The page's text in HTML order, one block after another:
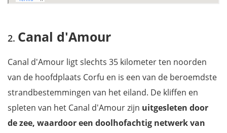
Canal d'Amour
Canal d'Amour ligt slechts 35 kilometer ten noorden
van de hoofdplaats Corfu en is een van de beroemdste
strandbestemmingen van het eiland. De kliffen en
spleten van het Canal d'Amour zijn uitgesleten door
de zee, waardoor een doolhofachtig netwerk van